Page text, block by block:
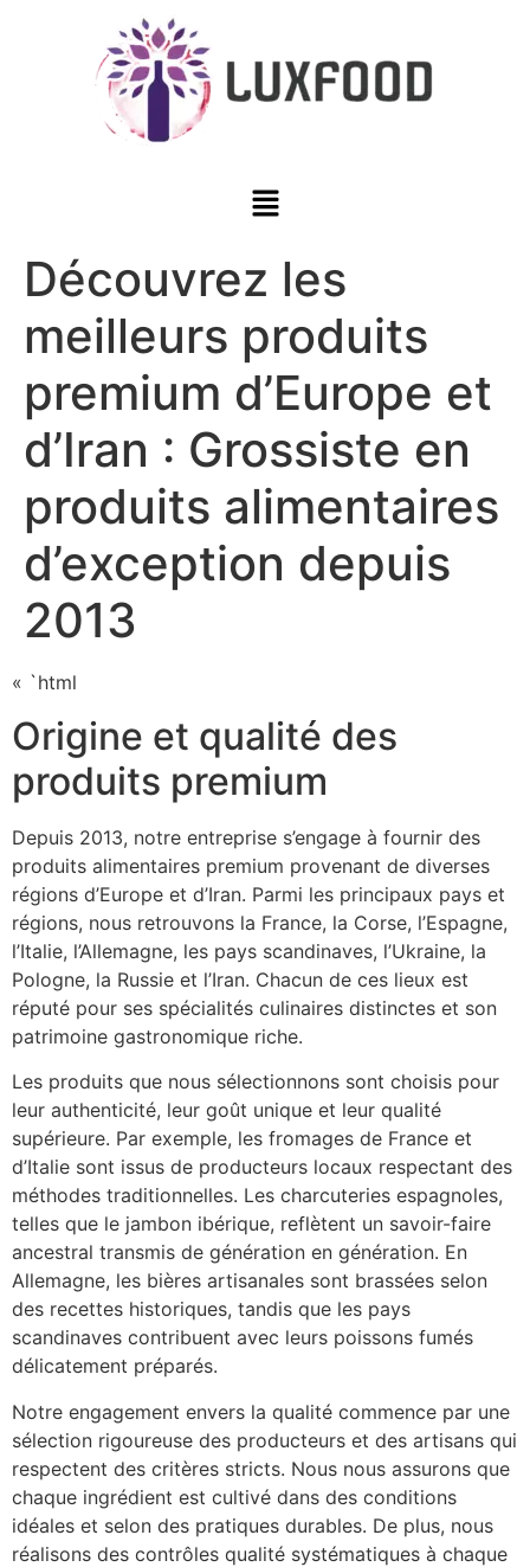
Découvrez les
meilleurs produits
premium d’Europe et
d’Iran : Grossiste en
produits alimentaires
d’exception depuis
2013
« `html
Origine et qualité des
produits premium
Depuis 2013, notre entreprise s’engage à fournir des
produits alimentaires premium provenant de diverses
régions d’Europe et d’Iran. Parmi les principaux pays et
régions, nous retrouvons la France, la Corse, l’Espagne,
l’Italie, l’Allemagne, les pays scandinaves, l’Ukraine, la
Pologne, la Russie et l’Iran. Chacun de ces lieux est
réputé pour ses spécialités culinaires distinctes et son
patrimoine gastronomique riche.
Les produits que nous sélectionnons sont choisis pour
leur authenticité, leur goût unique et leur qualité
supérieure. Par exemple, les fromages de France et
d’Italie sont issus de producteurs locaux respectant des
méthodes traditionnelles. Les charcuteries espagnoles,
telles que le jambon ibérique, reflètent un savoir-faire
ancestral transmis de génération en génération. En
Allemagne, les bières artisanales sont brassées selon
des recettes historiques, tandis que les pays
scandinaves contribuent avec leurs poissons fumés
délicatement préparés.
Notre engagement envers la qualité commence par une
sélection rigoureuse des producteurs et des artisans qui
respectent des critères stricts. Nous nous assurons que
chaque ingrédient est cultivé dans des conditions
idéales et selon des pratiques durables. De plus, nous
réalisons des contrôles qualité systématiques à chaque